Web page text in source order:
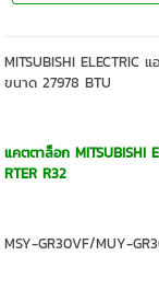
MITSUBISHI ELECTRIC
ขนาด 27978 BTU
แคตตาล็อก MITSUBISHI
RTER R32
MSY-GR30VF/MUY-